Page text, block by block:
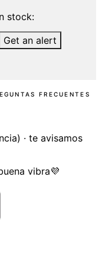
stock:
Get an alert
FRECUENTES
· te avisamos
vibra💜